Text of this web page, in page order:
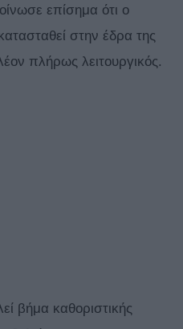
επίσημα ότι ο
στην έδρα της
πλήρως λειτουργικός.
βήμα καθοριστικής